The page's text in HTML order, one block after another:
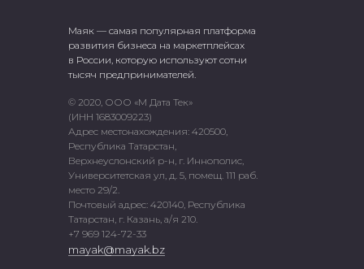
Маяк — самая популярная платформа
развития бизнеса на маркетплейсах
в России, которую используют сотни
тысяч предпринимателей.
© 2020, ООО «М Дата Тек»
(ИНН 1683009223)
Адрес местонахождения: 420500,
Республика Татарстан,
Верхнеуслонский р-н, г. Иннополис,
Университетская ул, д. 5, помещ. 111 раб.
место 29/2.
Почтовый адрес: 420140, Республика
Татарстан, г. Казань, а/я 210.
+7 969 124-72-33
mayak@mayak.bz